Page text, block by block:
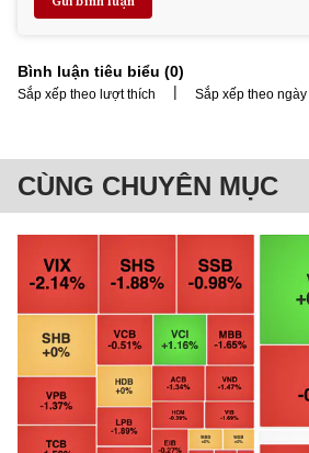
Bình luận tiêu biểu (0)
Sắp xếp theo lượt thích | Sắp xếp theo ngày
CÙNG CHUYÊN MỤC